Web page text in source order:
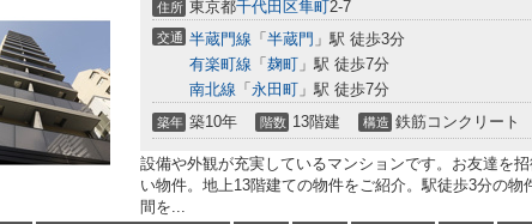
住所 東京都千代田区隼町2-7
交通 半蔵門線 「 半蔵門 」駅 徒歩3分
有楽町線 「 麹町 」駅 徒歩7分
南北線 「 永田町 」駅 徒歩7分
築年 築10年 階数 13階建 構造 鉄筋コンクリート
設備や外観が充実しているマンションです。お友達を
い物件。地上13階建ての物件をご紹介。駅徒歩3分の物
間を...